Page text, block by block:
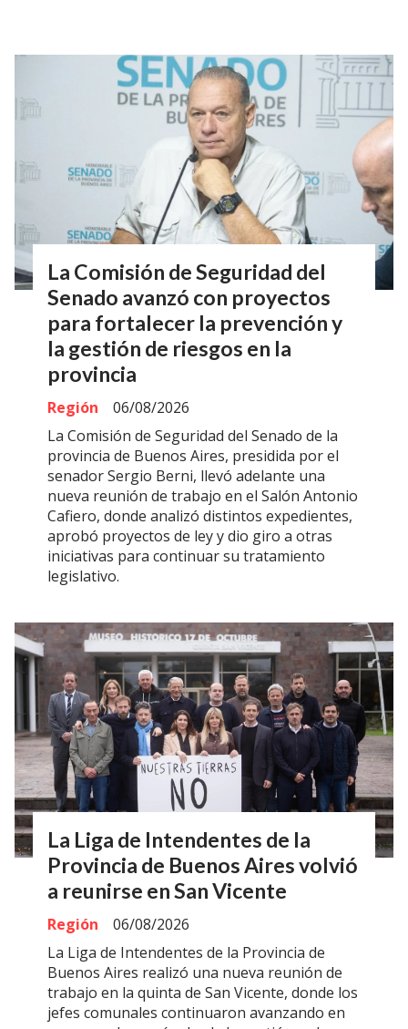
La Comisión de Seguridad del
Senado avanzó con proyectos
para fortalecer la prevención y
la gestión de riesgos en la
provincia
Región
06/08/2026
La Comisión de Seguridad del Senado de la
provincia de Buenos Aires, presidida por el
senador Sergio Berni, llevó adelante una
nueva reunión de trabajo en el Salón Antonio
Cafiero, donde analizó distintos expedientes,
aprobó proyectos de ley y dio giro a otras
iniciativas para continuar su tratamiento
legislativo.
La Liga de Intendentes de la
Provincia de Buenos Aires volvió
a reunirse en San Vicente
Región
06/08/2026
La Liga de Intendentes de la Provincia de
Buenos Aires realizó una nueva reunión de
trabajo en la quinta de San Vicente, donde los
jefes comunales continuaron avanzando en